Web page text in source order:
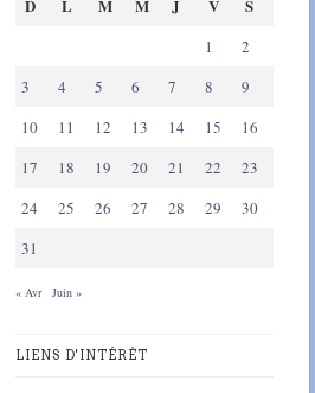
D L M M J V S
1
2
3
4 5 6 7 8
9
10
11 12 13 14 15
16
17
18 19 20 21 22
23
24
25 26 27 28 29
30
31
« Avr Juin »
LIENS D'INTÉRÊT